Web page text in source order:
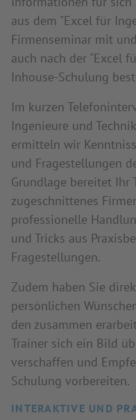
aus dem "Excel für
Firmenseminar mit
auch nach der "Excel
Inhouse-Schulung
Im kurzen
Ingenieure und
ermitteln wir
und Fragestellungen
Grundlage bereitet Ihr
zugeschnittenes
professionelle
und Tricks aus
Fragestellungen.
Zudem haben Sie
persönlichen
den zusammen
Trainer sich ein Bild
verschaffen und
Schulung vorbereiten.
INTERAKTIVE UND